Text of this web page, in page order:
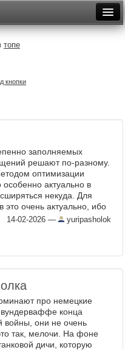
топе
кнопки
заполняемых
решают по-разному.
оптимизации
особенно актуально в
некуда. Для
это очень актуально, ибо
там не очень, а новых
Так ...
14-02-2026 — yuripasholok
про немецкие
конца
войны, они не очень
так, мелочи. На фоне
дичи, которую